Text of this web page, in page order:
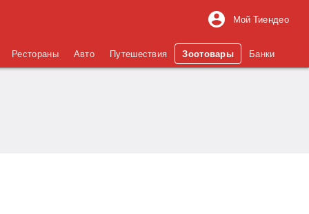
Мой Тиендео
Рестораны Авто Путешествия Зоотовары Банки